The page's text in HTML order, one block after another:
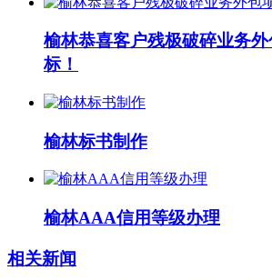
榆林恭喜客户残极破碎业务
标！
榆林标书制作
榆林AAA信用等级办理
相关新闻